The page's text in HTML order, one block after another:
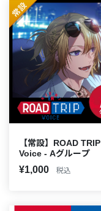
【常設】ROAD TRIP
Voice - Aグループ
¥1,000 税込